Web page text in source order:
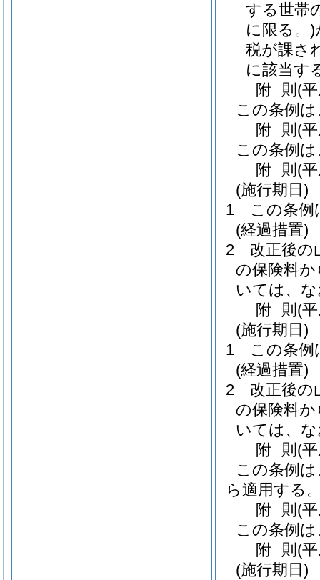
する世帯
に限る。)
税が課さ
に該当す
附 則 (
この条例
附 則 (
この条例
附 則 (
(施行期日)
1
この条例
(経過措置)
2
改正後の
の保険料
いては、
附 則 (
(施行期日)
1
この条例
(経過措置)
2
改正後の
の保険料
いては、
附 則 (
この条例
ら適用する
附 則 (
この条例
附 則 (
(施行期日)